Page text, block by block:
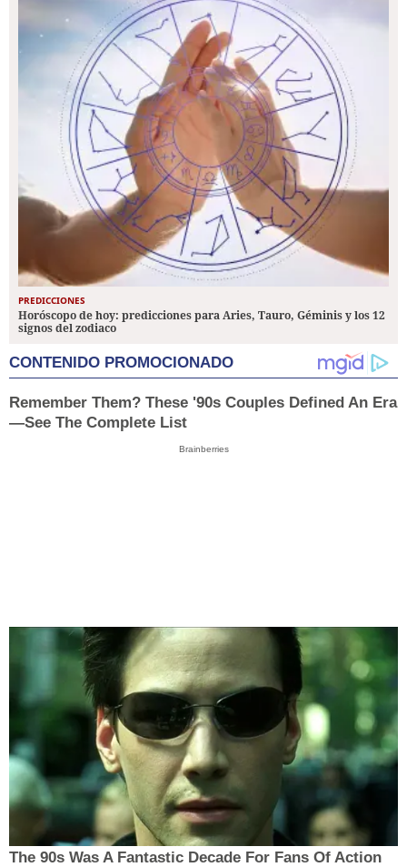
PREDICCIONES
Horóscopo de hoy: predicciones para Aries, Tauro, Géminis y los 12
signos del zodiaco
CONTENIDO PROMOCIONADO
Remember Them? These '90s Couples Defined An Era
—See The Complete List
Brainberries
The 90s Was A Fantastic Decade For Fans Of Action